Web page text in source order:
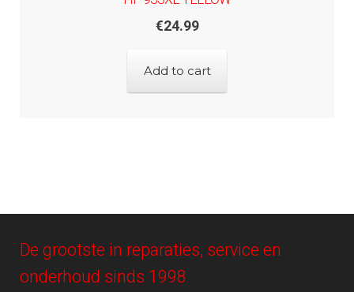
€24.99
Add to cart
De grootste in reparaties, service en
onderhoud sinds 1998